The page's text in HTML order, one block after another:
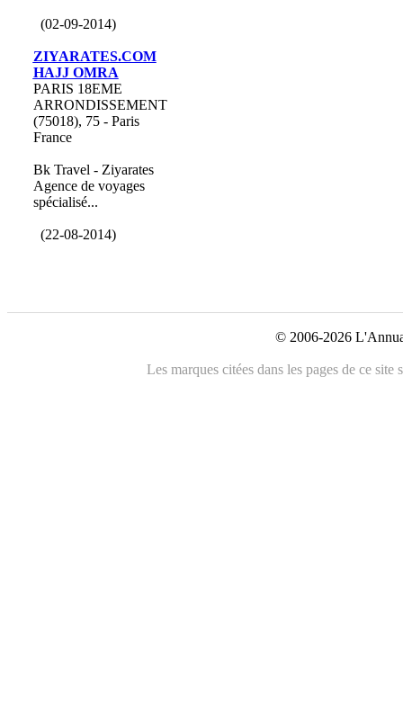
(02-09-2014)
ZIYARATES.COM
HAJJ OMRA
PARIS 18EME
ARRONDISSEMENT
(75018), 75 - Paris
France
Bk Travel - Ziyarates
Agence de voyages
spécialisé...
(22-08-2014)
© 2006-2026
Les marques citées dans les pages de ce